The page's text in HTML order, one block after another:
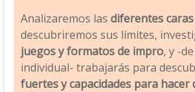
Analizaremos las diferentes
descubriremos sus límites,
juegos y formatos de impro, y -
individual- trabajarás para
fuertes y capacidades para